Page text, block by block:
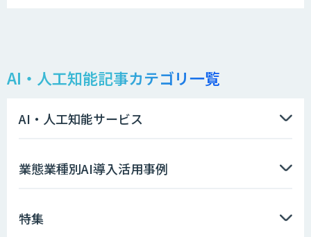
AI・人工知能記事カテゴリ一覧
AI・人工知能サービス
業態業種別AI導入活用事例
特集